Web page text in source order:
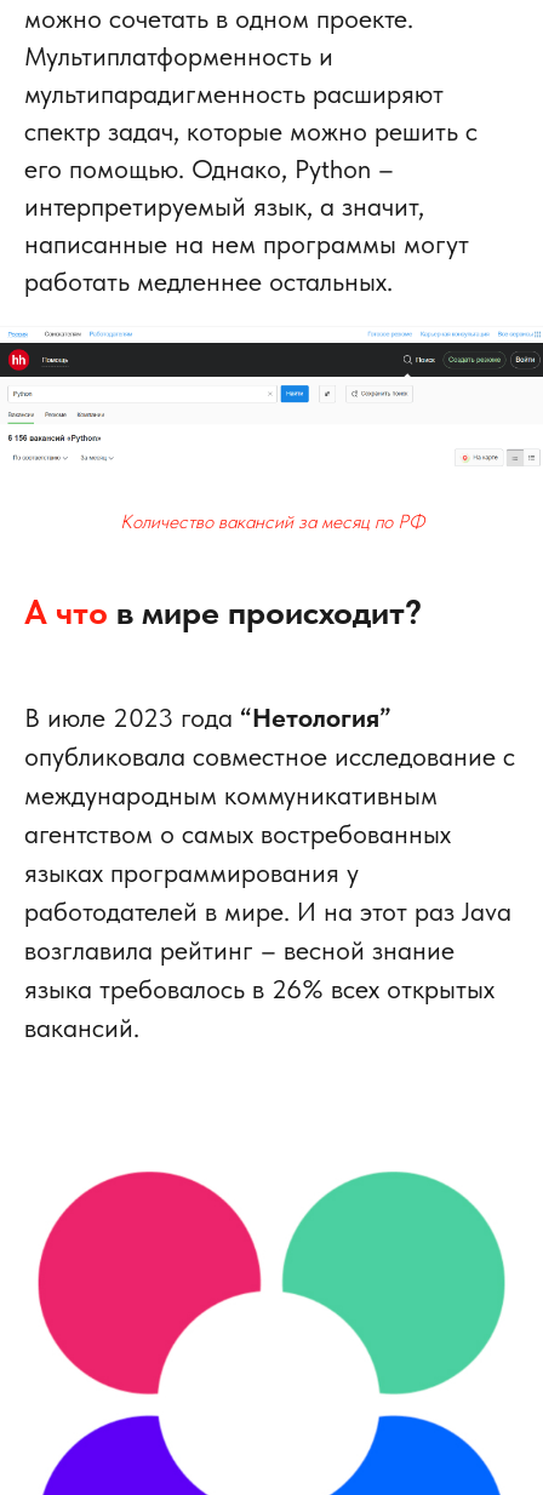
можно сочетать в одном проекте.
Мультиплатформенность и
мультипарадигменность расширяют
спектр задач, которые можно решить с
его помощью. Однако, Python –
интерпретируемый язык, а значит,
написанные на нем программы могут
работать медленнее остальных.
Количество вакансий за месяц по РФ
А что в мире происходит?
В июле 2023 года “Нетология”
опубликовала совместное исследование с
международным коммуникативным
агентством о самых востребованных
языках программирования у
работодателей в мире. И на этот раз Java
возглавила рейтинг – весной знание
языка требовалось в 26% всех открытых
вакансий.